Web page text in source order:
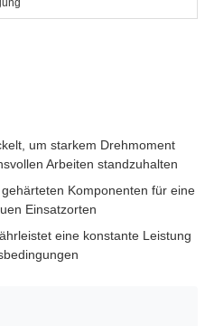
um starkem Drehmoment
Arbeiten standzuhalten
Komponenten für eine
Einsatzorten
eine konstante Leistung